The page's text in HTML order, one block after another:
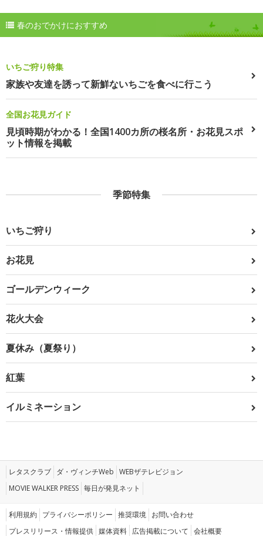
春のおでかけにおすすめ
いちご狩り特集
家族や友達を誘って新鮮ないちごを食べに行こう
全国お花見ガイド
見頃時期がわかる！全国1400カ所の桜名所・お花見スポ
ット情報を掲載
季節特集
いちご狩り
お花見
ゴールデンウィーク
花火大会
夏休み（夏祭り）
紅葉
イルミネーション
レタスクラブ ダ・ヴィンチWeb WEBザテレビジョン
MOVIE WALKER PRESS 毎日が発見ネット
利用規約 プライバシーポリシー 推奨環境 お問い合わせ
プレスリリース・情報提供 媒体資料 広告掲載について 会社概要